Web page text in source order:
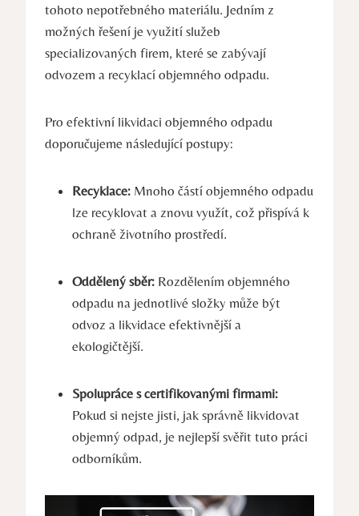
tohoto nepotřebného materiálu. Jedním z
možných řešení je využití služeb
specializovaných firem, které se zabývají
odvozem a recyklací objemného odpadu.
Pro efektivní likvidaci objemného odpadu
doporučujeme následující postupy:
Recyklace: Mnoho částí objemného odpadu
lze recyklovat a znovu využít, což přispívá k
ochraně životního prostředí.
Oddělený sběr: Rozdělením objemného
odpadu na jednotlivé složky může být
odvoz a likvidace efektivnější a
ekologičtější.
Spolupráce s certifikovanými firmami:
Pokud si nejste jisti, jak správně likvidovat
objemný odpad, je nejlepší svěřit tuto práci
odborníkům.